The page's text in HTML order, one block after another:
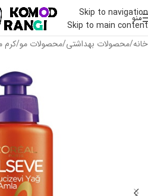
Skip to navigation
Skip to main content
منو
خانه/محصولات بهداشتی/محصولات مو/کرم